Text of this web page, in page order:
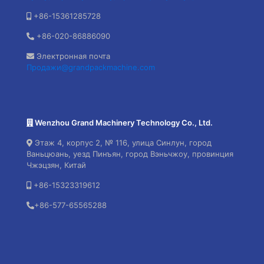
+86-15361285728
+86-020-86886090
Электронная почта
Продажи@grandpackmachine.com
Wenzhou Grand Machinery Technology Co., Ltd.
Этаж 4, корпус 2, № 116, улица Синлун, город
Ваньцюань, уезд Пинъян, город Вэньчжоу, провинция
Чжэцзян, Китай
+86-15323319612
+86-577-65565288